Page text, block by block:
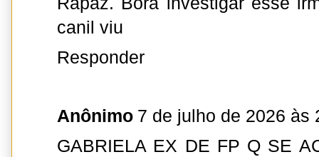
canil viu
Responder
Anônimo 7 de julho de 2026 às
GABRIELA EX DE FP Q SE